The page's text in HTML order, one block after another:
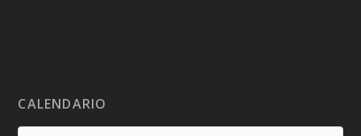
CALENDARIO